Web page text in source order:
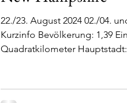
22./23. August 2024 02./04.
Kurzinfo Bevölkerung: 1,39
Quadratkilometer